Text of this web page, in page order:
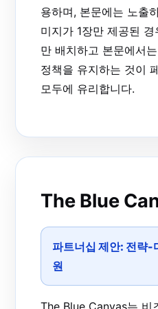
용하며, 본문에는 노출
미지가 1장만 제공된
만 배치하고 본문에서
정책을 유지하는 것이
모두에 유리합니다.
The Blue
파트너십 제안: 전략-
원
The Blue Canvas는 비